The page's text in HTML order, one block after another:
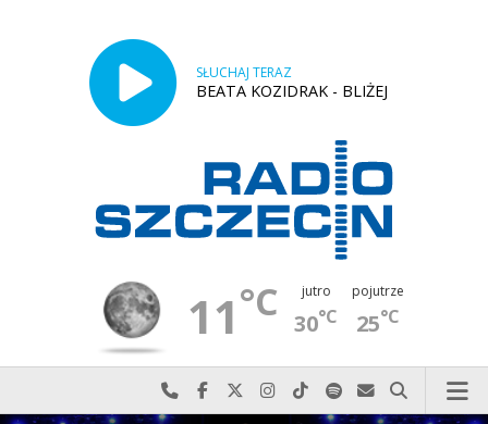
SŁUCHAJ TERAZ
BEATA KOZIDRAK - BLIŻEJ
11°C jutro
30°C
pojutrze
25°C
Najlepiej po prostu do nas zadzwoń
Odwiedź nas na Facebook-u
Odwiedź nas na X
Odwiedź nas na Instagram-ie
Odwiedź nas na TikTok-u
Szukaj nas na Spotify
Wyślij do nas
Szukaj